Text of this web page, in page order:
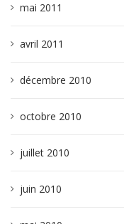
mai 2011
avril 2011
décembre 2010
octobre 2010
juillet 2010
juin 2010